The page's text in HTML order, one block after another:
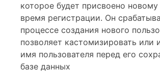
которое будет присвоено новому
время регистрации. Он
процессе создания нового
позволяет кастомизировать или
имя пользователя перед его
базе данных